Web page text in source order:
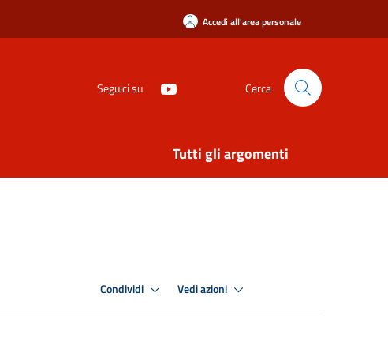
Accedi all'area personale
Seguici su Cerca
Tutti gli argomenti
Condividi Vedi azioni